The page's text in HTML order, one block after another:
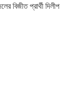
বিজীত প্রার্থী দিলীপ